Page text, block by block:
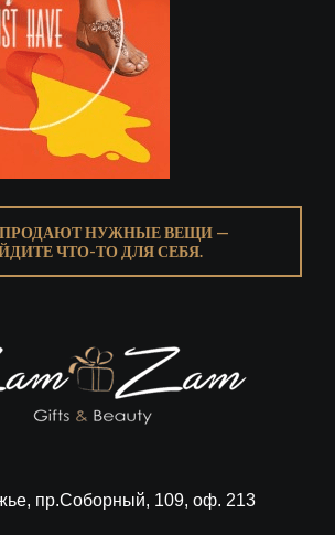
ПРОДАЮТ НУЖНЫЕ ВЕЩИ —
ЧТО-ТО ДЛЯ СЕБЯ.
пр.Соборный, 109, оф. 213